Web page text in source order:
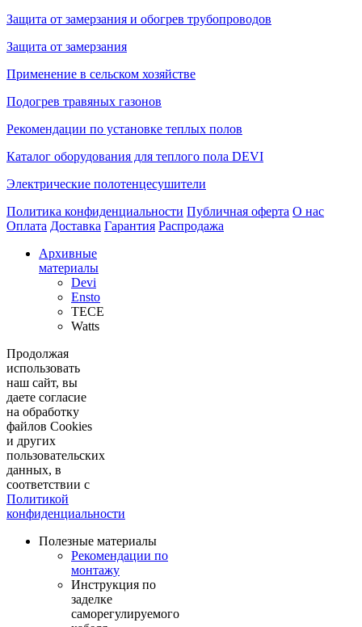
Защита от замерзания и обогрев трубопроводов
Защита от замерзания
Применение в сельском хозяйстве
Подогрев травяных газонов
Рекомендации по установке теплых полов
Каталог оборудования для теплого пола DEVI
Электрические полотенцесушители
Политика конфиденциальности Публичная оферта О нас
Оплата Доставка Гарантия Распродажа
Архивные
материалы
Devi
Ensto
TECE
Watts
Продолжая
использовать
наш сайт, вы
даете согласие
на обработку
файлов Cookies
и других
пользовательских
данных, в
соответствии с
Политикой
конфиденциальности
Полезные материалы
Рекомендации по
монтажу
Инструкция по
заделке
саморегулируемого